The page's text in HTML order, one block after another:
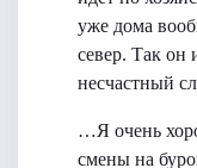
уже дома
север. Так он
несчастный
…Я очень
смены на